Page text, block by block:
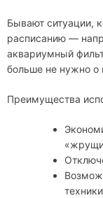
Бывают ситуации,
расписанию —
аквариумный
больше не нужно о
Преимущества